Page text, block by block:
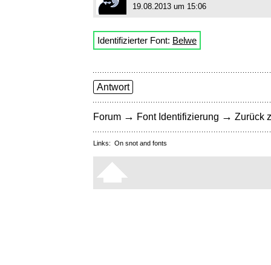
19.08.2013 um 15:06
Identifizierter Font: Belwe
Antwort
Forum → Font Identifizierung → Zurück
Links: On snot and fonts